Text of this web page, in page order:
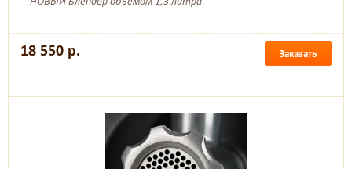
18 550 р. Заказать